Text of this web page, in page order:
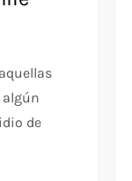
algún
de